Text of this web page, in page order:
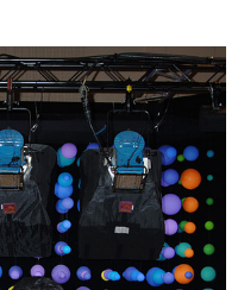
その他